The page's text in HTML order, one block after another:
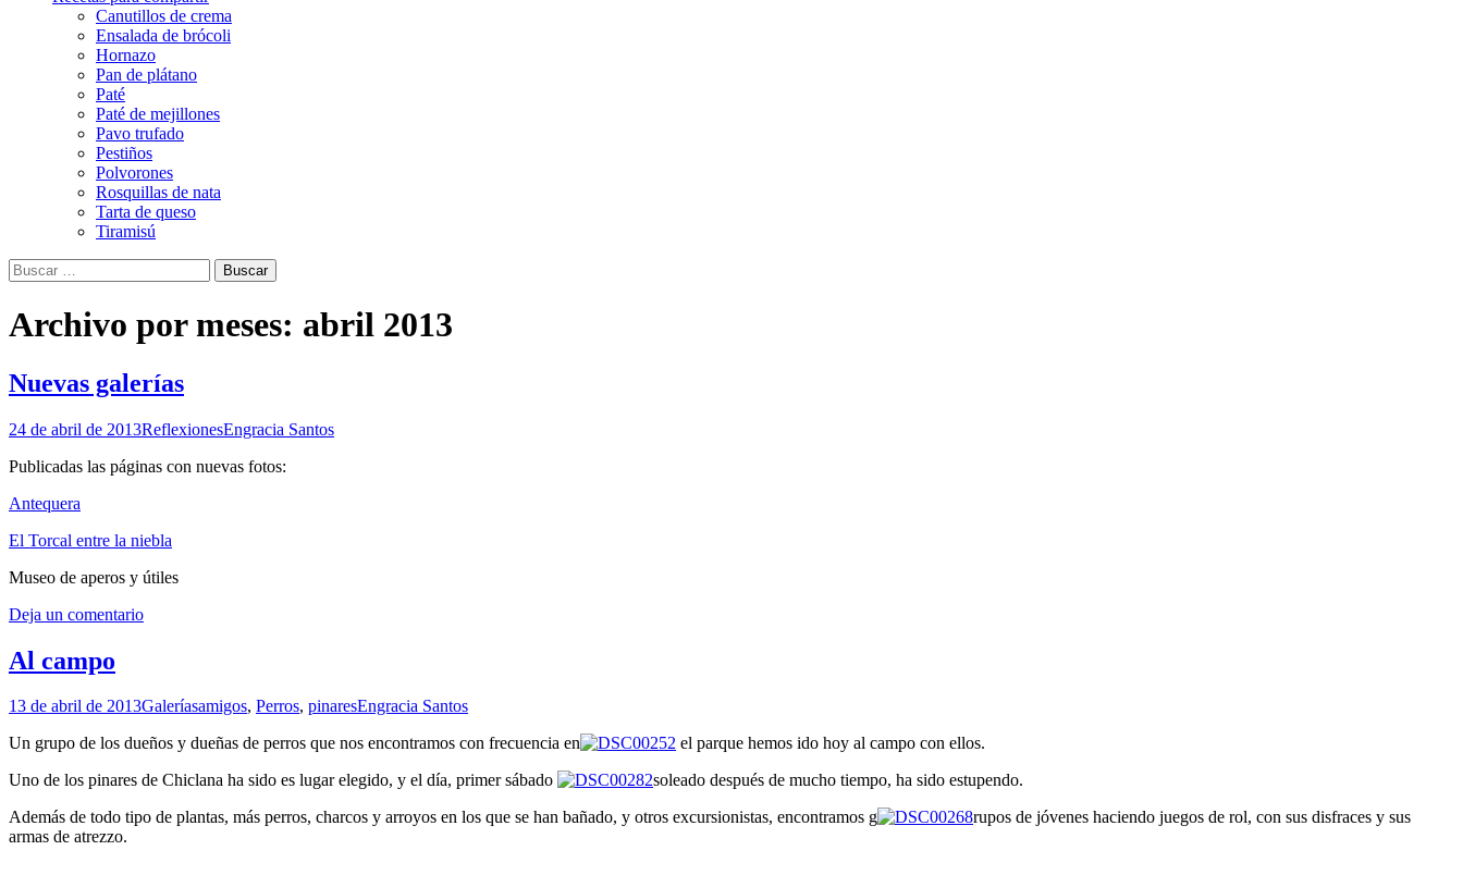
Canutillos de crema
Ensalada de brócoli
Hornazo
Pan de plátano
Paté
Paté de mejillones
Pavo trufado
Pestiños
Polvorones
Rosquillas de nata
Tarta de queso
Tiramisú
Buscar:
Archivo por meses: abril 2013
Nuevas galerías
24 de abril de 2013ReflexionesEngracia Santos
Publicadas las páginas con nuevas fotos:
Antequera
El Torcal entre la niebla
Museo de aperos y útiles
Deja un comentario
Al campo
13 de abril de 2013Galeríasamigos, Perros, pinaresEngracia Santos
Un grupo de los dueños y dueñas de perros que nos encontramos con frecuencia en
el parque hemos ido hoy al campo con ellos.
Uno de los pinares de Chiclana ha sido es lugar elegido, y el día, primer sábado
soleado después de mucho tiempo, ha sido estupendo.
Además de todo tipo de plantas, más perros, charcos y arroyos en los que se han bañado, y otros excursionistas, encontramos g
rupos de jóvenes haciendo juegos de rol, con sus disfraces y sus
armas de atrezzo.